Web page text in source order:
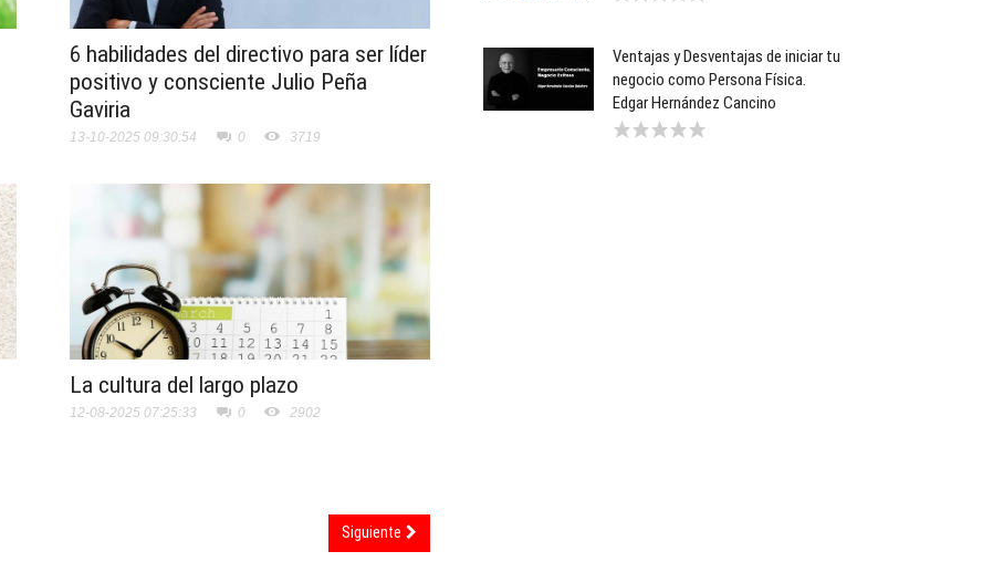
6 habilidades del directivo para ser líder
positivo y consciente Julio Peña
Gaviria
13-10-2025 09:30:54 0 3719
La cultura del largo plazo
12-08-2025 07:25:33 0 2902
Siguiente
Ventajas y Desventajas de iniciar tu
negocio como Persona Física.
Edgar Hernández Cancino